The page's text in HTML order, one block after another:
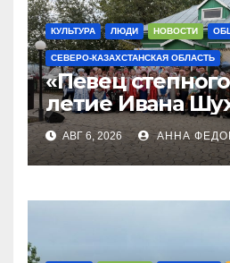
КУЛЬТУРА ЛЮДИ НОВОСТИ
СЕВЕРО-КАЗАХСТАНСКАЯ ОБЛАСТЬ
«Певец
летие Ивана
отметили в
районе СКО
АВГ 6, 2026 АННА